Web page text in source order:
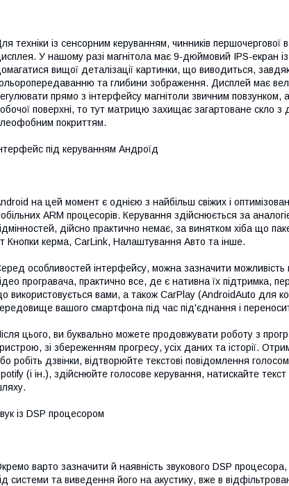
техніки із сенсорним керуванням, чинників
У нашому разі магнітола має 9-дюймовий IPS-екран
вищої деталізації картинки, що виводиться,
та глибини зображення. Дисплей має
прямо з інтерфейсу магнітоли звичним
поверхні, то тут матрицю захищає загартоване скло
покриттям.
під керуванням Андроїд
на цей момент є однією з найбільш свіжих і
ARM процесорів. Керування здійснюється за
дійсно практично немає, за винятком хіба що
Кнопки керма, CarLink, Налаштування Авто та інше.
особливостей інтерфейсу, можна зазначити можливість
програвача, практично все, де є нативна їх підтримка,
використовується вами, а також CarPlay (AndroidAuto для
вашого смартфона під час під'єднання і
цього, ви буквально можете продовжувати роботу з
зі збереженням прогресу, усіх даних та історії.
робіть дзвінки, відтворюйте текстові повідомлення
(і ін.), здійснюйте голосове керування, натискайте
із DSP процесором
варто зазначити й наявність звукового DSP
системи та виведення його на акустику, вже в